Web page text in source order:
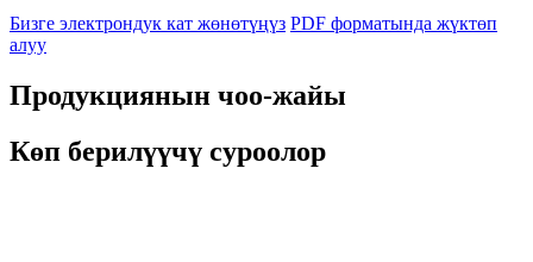
Бизге электрондук кат жөнөтүңүз PDF форматында жүктөп
алуу
Продукциянын чоо-жайы
Көп берилүүчү суроолор